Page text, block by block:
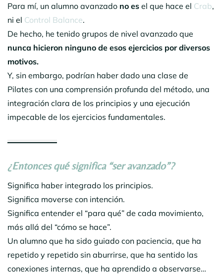
Para mí, un alumno avanzado no es el que hace el Crab,
ni el Control Balance.
De hecho, he tenido grupos de nivel avanzado que
nunca hicieron ninguno de esos ejercicios por diversos
motivos.
Y, sin embargo, podrían haber dado una clase de
Pilates con una comprensión profunda del método, una
integración clara de los principios y una ejecución
impecable de los ejercicios fundamentales.
¿Entonces qué significa “ser avanzado”?
Significa haber integrado los principios.
Significa moverse con intención.
Significa entender el “para qué” de cada movimiento,
más allá del “cómo se hace”.
Un alumno que ha sido guiado con paciencia, que ha
repetido y repetido sin aburrirse, que ha sentido las
conexiones internas, que ha aprendido a observarse…